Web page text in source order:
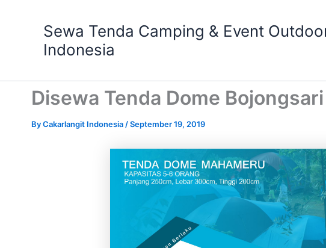
Sewa Tenda Camping & Event
Indonesia
Disewa Tenda Dome
ByCakarlangit Indonesia /September 19, 2019